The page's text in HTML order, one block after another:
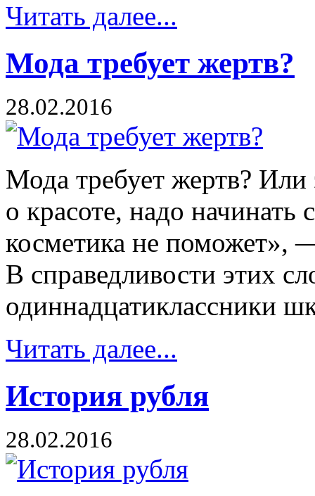
Читать далее...
Мода требует жертв?
28.02.2016
Мода требует жертв? Или
о красоте, надо начинать
косметика не поможет»,
В справедливости этих
одиннадцатиклассники
Читать далее...
История рубля
28.02.2016